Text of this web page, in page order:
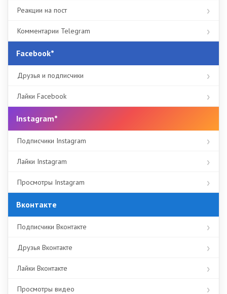
Реакции на пост
Комментарии Telegram
Facebook*
Друзья и подписчики
Лайки Facebook
Instagram*
Подписчики Instagram
Лайки Instagram
Просмотры Instagram
Вконтакте
Подписчики Вконтакте
Друзья Вконтакте
Лайки Вконтакте
Просмотры видео